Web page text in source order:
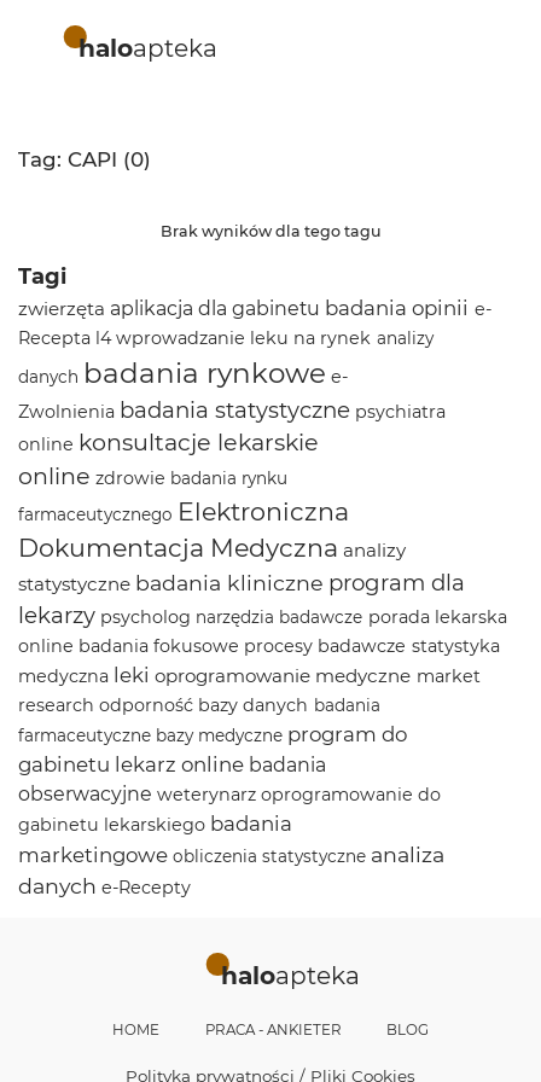
haloapteka
Tag: CAPI (0)
Brak wyników dla tego tagu
Tagi
zwierzęta aplikacja dla gabinetu badania opinii e-
Recepta l4 wprowadzanie leku na rynek analizy
danych badania rynkowe e-
Zwolnienia badania statystyczne psychiatra
online konsultacje lekarskie
online zdrowie badania rynku
farmaceutycznego Elektroniczna
Dokumentacja Medyczna analizy
statystyczne badania kliniczne program dla
lekarzy psycholog narzędzia badawcze porada lekarska
online badania fokusowe procesy badawcze statystyka
medyczna leki oprogramowanie medyczne market
research odporność bazy danych badania
farmaceutyczne bazy medyczne program do
gabinetu lekarz online badania
obserwacyjne weterynarz oprogramowanie do
gabinetu lekarskiego badania
marketingowe obliczenia statystyczne analiza
danych e-Recepty
haloapteka
HOME PRACA - ANKIETER BLOG
Polityka prywatności / Pliki Cookies